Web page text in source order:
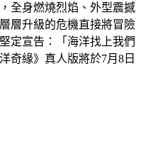
全身燃燒烈焰、外型震撼
層升級的危機直接將冒險
定宣告：「海洋找上我們
奇緣》真人版將於7月8日